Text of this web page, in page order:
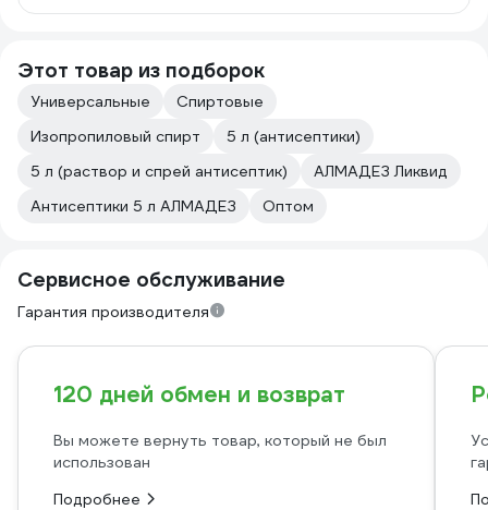
Этот товар из подборок
Универсальные
Спиртовые
Изопропиловый спирт
5 л (антисептики)
5 л (раствор и спрей антисептик)
АЛМАДЕЗ Ликвид
Антисептики 5 л АЛМАДЕЗ
Оптом
Сервисное обслуживание
Гарантия производителя
120 дней обмен и возврат
Вы можете вернуть товар, который не был
использован
Подробнее